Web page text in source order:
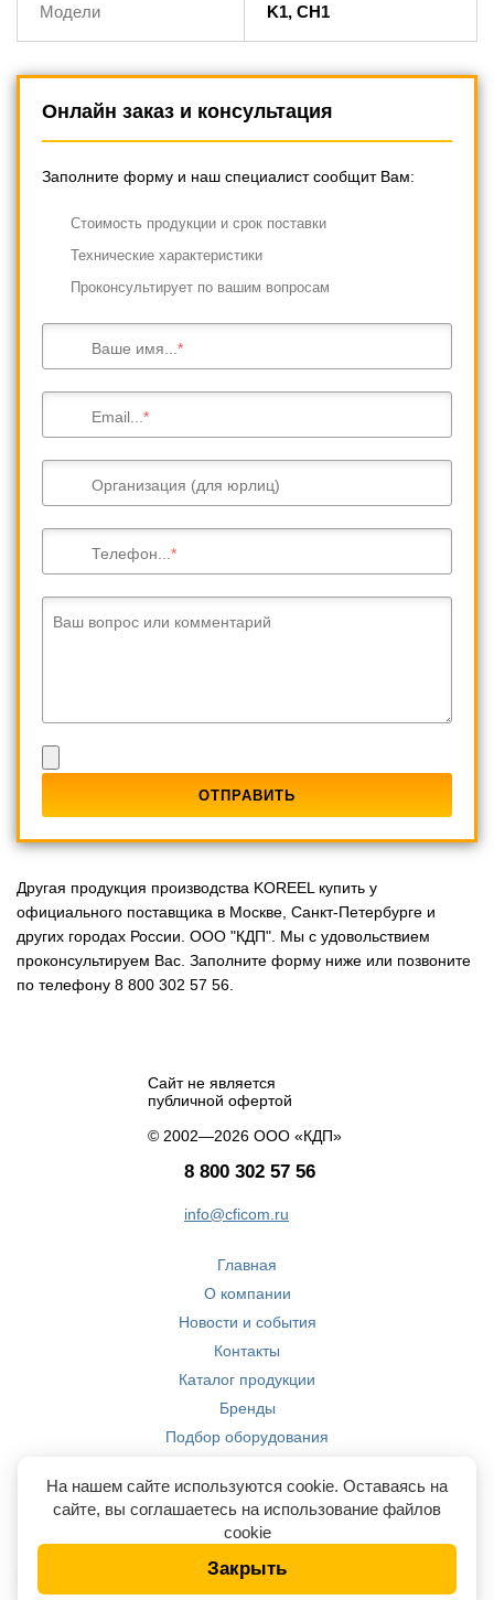
Модели K1, СH1
Онлайн заказ и консультация
Заполните форму и наш специалист сообщит Вам:
Cтоимость продукции и срок поставки
Технические характеристики
Проконсультирует по вашим вопросам
Ваше имя...
Email...
Организация (для юрлиц)
Телефон...
Ваш вопрос или комментарий
Другая продукция производства KOREEL купить у
официального поставщика в Москве, Санкт-Петербурге и
других городах России. ООО "КДП". Мы с удовольствием
проконсультируем Вас. Заполните форму ниже или позвоните
по телефону 8 800 302 57 56.
Сайт не является
публичной офертой
© 2002—2026 ООО «КДП»
8 800 302 57 56
info@cficom.ru
Главная
О компании
Новости и события
Контакты
Каталог продукции
Бренды
Подбор оборудования
Компетенции
На нашем сайте используются cookie. Оставаясь на
сайте, вы соглашаетесь на использование файлов
cookie
Закрыть